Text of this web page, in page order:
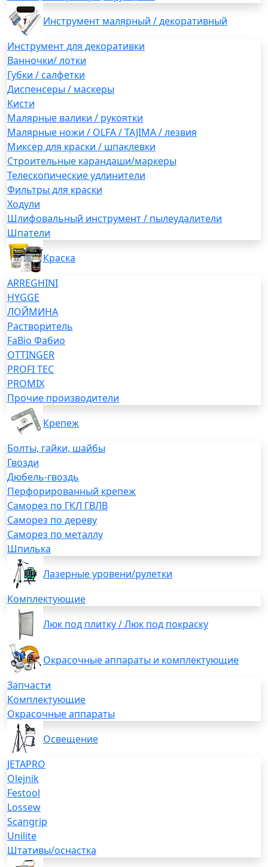
Инструмент малярный / декоративный
Инструмент для декоративки
Ванночки/ лотки
Губки / салфетки
Диспенсеры / маскеры
Кисти
Малярные валики / рукоятки
Малярные ножи / OLFA / TAJIMA / лезвия
Миксер для краски / шпаклевки
Строительные карандаши/маркеры
Телескопические удлинители
Фильтры для краски
Ходули
Шлифовальный инструмент / пылеудалители
Шпатели
Краска
ARREGHINI
HYGGE
ЛОЙМИНА
Растворитель
FaBio Фабио
OTTINGER
PROFI TEC
PROMIX
Прочие производители
Крепеж
Болты, гайки, шайбы
Гвозди
Дюбель-гвоздь
Перфорированный крепеж
Саморез по ГКЛ ГВЛВ
Саморез по дереву
Саморез по металлу
Шпилька
Лазерные уровени/рулетки
Комплектующие
Люк под плитку / Люк под покраску
Окрасочные аппараты и комплектующие
Запчасти
Комплектующие
Окрасочные аппараты
Освещение
JETAPRO
Olejnik
Festool
Lossew
Scangrip
Unilite
Штативы/оснастка